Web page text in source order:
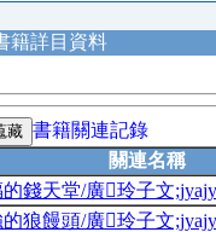
籍詳目資料
書籍關連記錄
關連名稱
錢天堂/廣玲子文
狼饅頭/廣玲子文